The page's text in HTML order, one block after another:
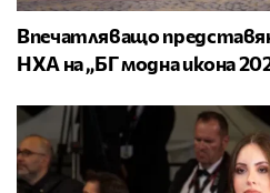
Впечатляващо
НХА на „БГ модна икона